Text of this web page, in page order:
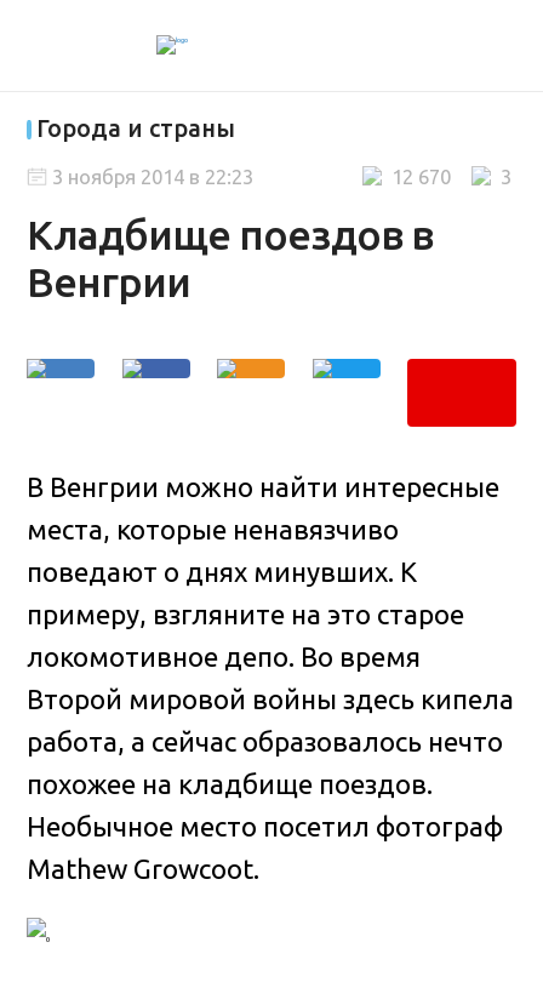
Города и страны
Кладбище поездов в
Венгрии
3
12 670
3 ноября 2014 в 22:23
В Венгрии можно найти интересные
места, которые ненавязчиво
поведают о днях минувших. К
примеру, взгляните на это старое
локомотивное депо. Во время
Второй мировой войны здесь кипела
работа, а сейчас образовалось нечто
похожее на кладбище поездов.
Необычное место посетил фотограф
Mathew Growcoot.